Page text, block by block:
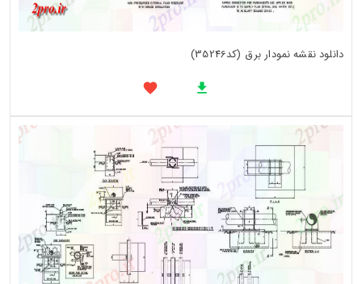
دانلود نقشه نمودار برق (کد35246)